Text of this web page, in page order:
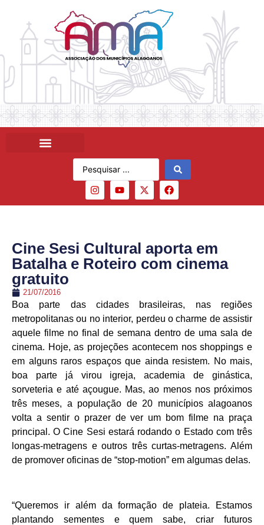
Cine Sesi Cultural aporta em
Batalha e Roteiro com cinema
gratuito
21/07/2016
Boa parte das cidades brasileiras, nas regiões
metropolitanas ou no interior, perdeu o charme de assistir
aquele filme no final de semana dentro de uma sala de
cinema. Hoje, as projeções acontecem nos shoppings e
em alguns raros espaços que ainda resistem. No mais,
boa parte já virou igreja, academia de ginástica,
sorveteria e até açougue. Mas, ao menos nos próximos
três meses, a população de 20 municípios alagoanos
volta a sentir o prazer de ver um bom filme na praça
principal. O Cine Sesi estará rodando o Estado com três
longas-metragens e outros três curtas-metragens. Além
de promover oficinas de “stop-motion” em algumas delas.
“Queremos ir além da formação de plateia. Estamos
plantando sementes e quem sabe, criar futuros